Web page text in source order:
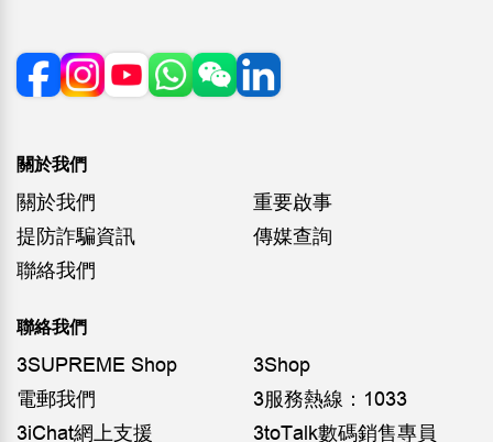
關於我們
關於我們
重要啟事
提防詐騙資訊
傳媒查詢
聯絡我們
聯絡我們
3SUPREME Shop
3Shop
電郵我們
3服務熱線：1033
3iChat網上支援
3toTalk數碼銷售專員